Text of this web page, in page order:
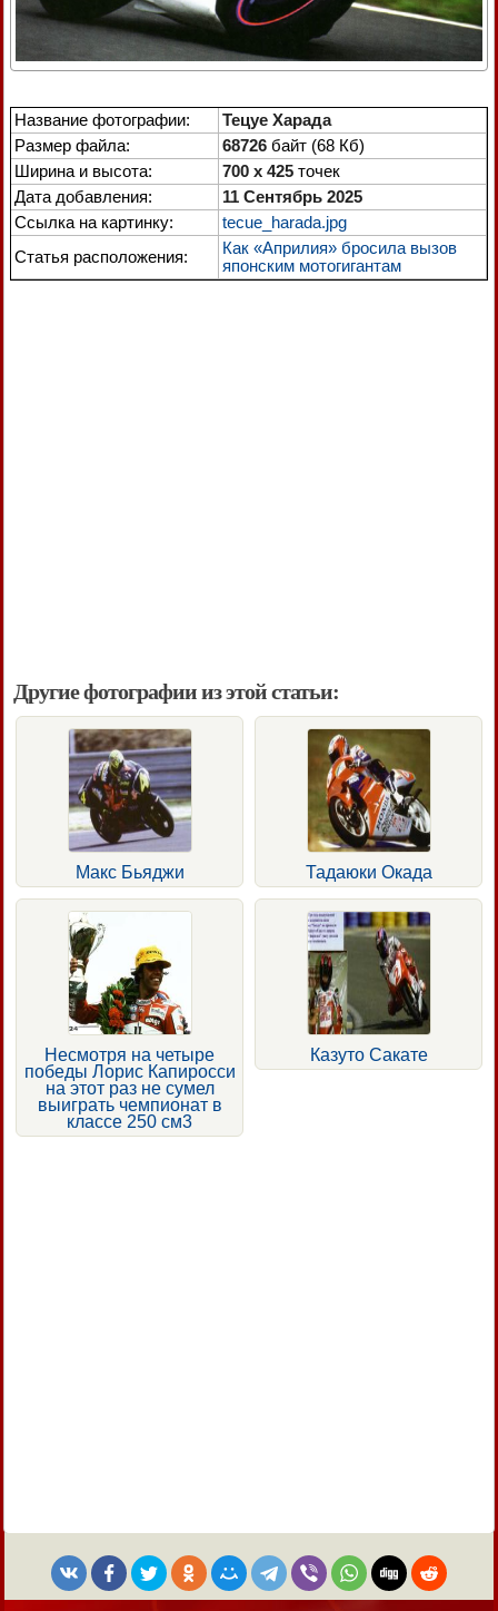
Название фотографии:
Тецуе Харада
Размер файла:
68726 байт (68 Кб)
Ширина и высота:
700 x 425 точек
Дата добавления:
11 Сентябрь 2025
Ссылка на картинку:
tecue_harada.jpg
Статья расположения:
Как «Априлия» бросила вызов
японским мотогигантам
Другие фотографии из этой статьи:
Макс Бьяджи Тадаюки Окада
Несмотря на четыре
победы Лорис Капиросси
на этот раз не сумел
выиграть чемпионат в
классе 250 см3
Казуто Сакате